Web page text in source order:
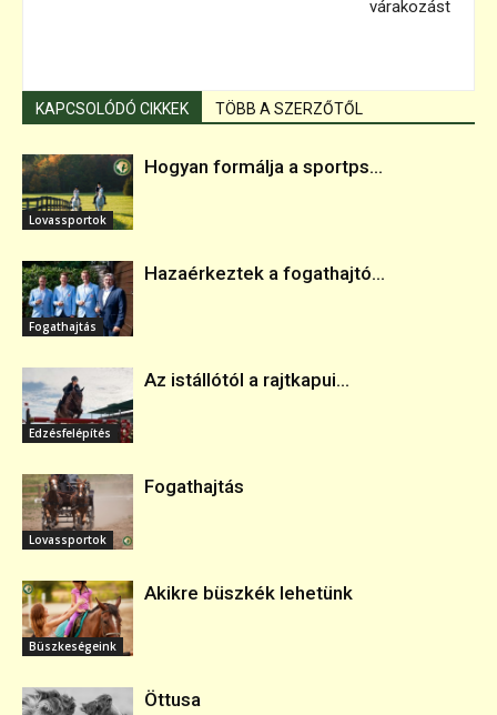
várakozást
KAPCSOLÓDÓ CIKKEK TÖBB A SZERZŐTŐL
Lovassportok
Hogyan formálja a sportps...
Fogathajtás
Hazaérkeztek a fogathajtó...
Edzésfelépítés
Az istállótól a rajtkapui...
Lovassportok
Fogathajtás
Büszkeségeink
Akikre büszkék lehetünk
Öttusa